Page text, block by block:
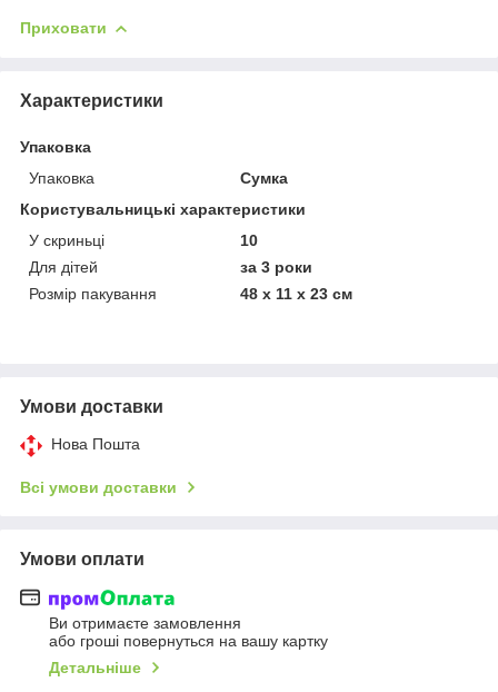
Приховати
Характеристики
Упаковка
Упаковка
Сумка
Користувальницькі характеристики
У скриньці
10
Для дітей
за 3 роки
Розмір пакування
48 х 11 х 23 см
Умови доставки
Нова Пошта
Всі умови доставки
Умови оплати
Ви отримаєте замовлення
або гроші повернуться на вашу картку
Детальніше